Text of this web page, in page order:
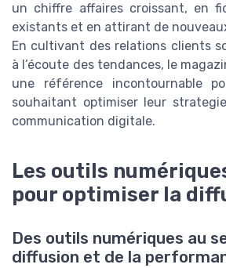
un chiffre affaires croissant, en
existants et en attirant de
En cultivant des relations clients
à l’écoute des tendances, le
une référence incontournable
souhaitant optimiser leur
communication digitale.
Les outils
pour optimiser la
Des outils numériques au
diffusion et de la